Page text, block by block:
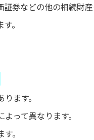
券などの他の相続財産
。
ます。
って異なります。
。